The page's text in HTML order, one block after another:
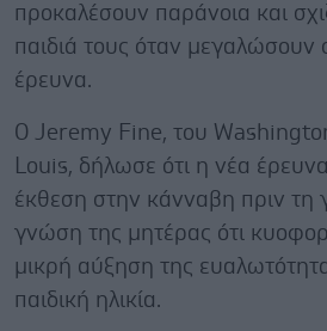
προκαλέσουν παράνοια και
παιδιά τους όταν
έρευνα.
Ο Jeremy Fine, του
Louis, δήλωσε ότι η νέα
έκθεση στην κάνναβη πριν τη
γνώση της μητέρας ότι
μικρή αύξηση της
παιδική ηλικία.